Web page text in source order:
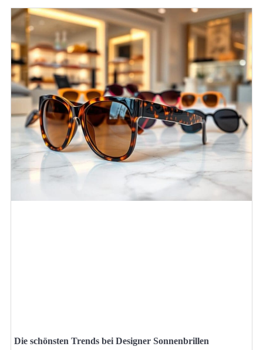
Die schönsten Trends bei Designer Sonnenbrillen